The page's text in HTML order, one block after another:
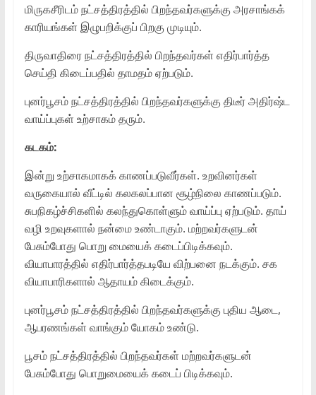
மிருகசீரிடம் நட்சத்திரத்தில் பிறந்தவர்களுக்கு அரசாங்கக்
காரியங்கள் இழுபறிக்குப் பிறகு முடியும்.
திருவாதிரை நட்சத்திரத்தில் பிறந்தவர்கள் எதிர்பார்த்த
செய்தி கிடைப்பதில் தாமதம் ஏற்படும்.
புனர்பூசம் நட்சத்திரத்தில் பிறந்தவர்களுக்கு திடீர் அதிர்ஷ்ட
வாய்ப்புகள் உற்சாகம் தரும்.
கடகம்:
இன்று உற்சாகமாகக் காணப்படுவீர்கள். உறவினர்கள்
வருகையால் வீட்டில் கலகலப்பான சூழ்நிலை காணப்படும்.
சுபநிகழ்ச்சிகளில் கலந்துகொள்ளும் வாய்ப்பு ஏற்படும். தாய்
வழி உறவுகளால் நன்மை உண்டாகும். மற்றவர்களுடன்
பேசும்போது பொறு மையைக் கடைப்பிடிக்கவும்.
வியாபாரத்தில் எதிர்பார்த்தபடியே விற்பனை நடக்கும். சக
வியாபாரிகளால் ஆதாயம் கிடைக்கும்.
புனர்பூசம் நட்சத்திரத்தில் பிறந்தவர்களுக்கு புதிய ஆடை,
ஆபரணங்கள் வாங்கும் யோகம் உண்டு.
பூசம் நட்சத்திரத்தில் பிறந்தவர்கள் மற்றவர்களுடன்
பேசும்போது பொறுமையைக் கடைப் பிடிக்கவும்.